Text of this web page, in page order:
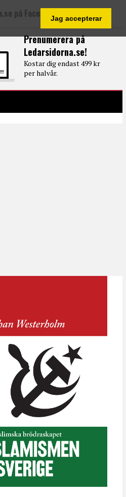
Jag accepterar
Prenumerera på
Ledarsidorna.se!
Kostar dig endast 499 kr
per halvår.
på Facebook